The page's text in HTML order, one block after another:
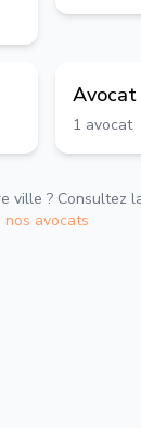
Avocat
1 avocat
ville ? Consultez
nos avocats